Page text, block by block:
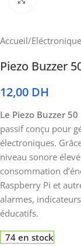
Accueil/
Piezo Buzzer
12,00 DH
Le Piezo Buzzer 50
passif conçu pour
électroniques.
niveau sonore
consommation
Raspberry Pi et
alarmes,
éducatifs.
74 en stock